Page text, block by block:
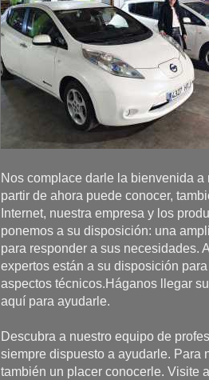
Nos complace darle la bienvenida a
partir de ahora puede conocer,
Internet, nuestra empresa y los
ponemos a su disposición: una
para responder a sus necesidades.
expertos están a su disposición
aspectos técnicos.Háganos llegar
aquí para ayudarle.
Descubra a nuestro equipo de
siempre dispuesto a ayudarle. Para
también un placer conocerle. Visite